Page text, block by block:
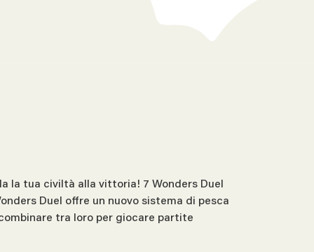
la tua civiltà alla vittoria! 7 Wonders Duel
Duel offre un nuovo sistema di pesca
tra loro per giocare partite